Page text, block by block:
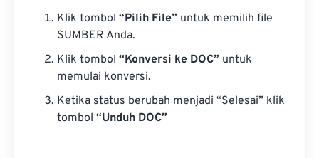
Klik tombol “Pilih File” untuk memilih file
SUMBER Anda.
Klik tombol “Konversi ke DOC” untuk
memulai konversi.
Ketika status berubah menjadi “Selesai” klik
tombol “Unduh DOC”